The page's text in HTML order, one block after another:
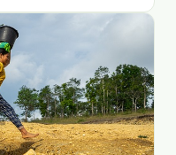
planet
sedang
Indonesia termasuk
meliputi Kota Bekasi